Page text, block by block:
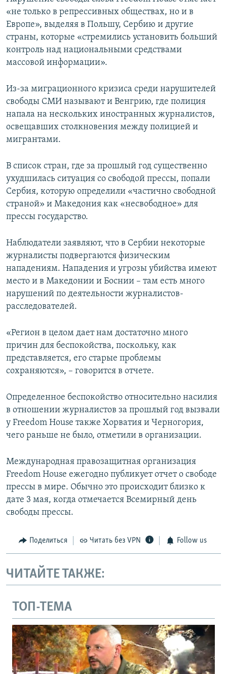
«не только в репрессивных обществах, но и в
Европе», выделяя в Польшу, Сербию и другие
страны, которые «стремились установить больший
контроль над национальными средствами
массовой информации».
Из-за миграционного кризиса среди нарушителей
свободы СМИ называют и Венгрию, где полиция
напала на нескольких иностранных журналистов,
освещавших столкновения между полицией и
мигрантами.
В список стран, где за прошлый год существенно
ухудшилась ситуация со свободой прессы, попали
Сербия, которую определили «частично свободной
страной» и Македония как «несвободное» для
прессы государство.
Наблюдатели заявляют, что в Сербии некоторые
журналисты подвергаются физическим
нападениям. Нападения и угрозы убийства имеют
место и в Македонии и Боснии – там есть много
нарушений по деятельности журналистов-
расследователей.
«Регион в целом дает нам достаточно много
причин для беспокойства, поскольку, как
представляется, его старые проблемы
сохраняются», – говорится в отчете.
Определенное беспокойство относительно насилия
в отношении журналистов за прошлый год вызвали
у Freedom House также Хорватия и Черногория,
чего раньше не было, отметили в организации.
Международная правозащитная организация
Freedom House ежегодно публикует отчет о свободе
прессы в мире. Обычно это происходит близко к
дате 3 мая, когда отмечается Всемирный день
свободы прессы.
Поделиться Читать без VPN Follow us
ЧИТАЙТЕ ТАКЖЕ:
ТОП-ТЕМА